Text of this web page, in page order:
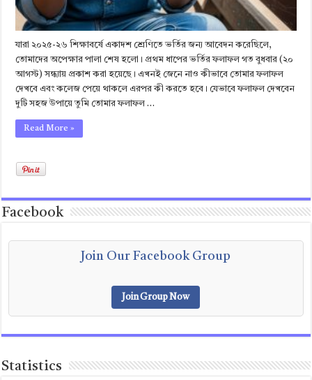
যারা ২০২৫-২৬ শিক্ষাবর্ষে একাদশ শ্রেণিতে ভর্তির জন্য আবেদন করেছিলে,
তোমাদের অপেক্ষার পালা শেষ হলো। প্রথম ধাপের ভর্তির ফলাফল গত বুধবার (২০
আগস্ট) সন্ধ্যায় প্রকাশ করা হয়েছে। এখনই জেনে নাও কীভাবে তোমার ফলাফল
দেখবে এবং কলেজ পেয়ে থাকলে এরপর কী করতে হবে। যেভাবে ফলাফল দেখবেন
দুটি সহজ উপায়ে তুমি তোমার ফলাফল …
Read More »
Facebook
Join Our Facebook Group
Join Group Now
Statistics